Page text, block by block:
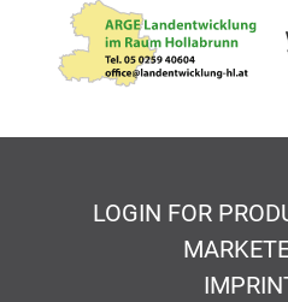
LOGIN FOR